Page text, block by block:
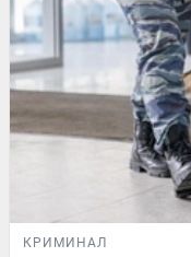
КРИМИНАЛ